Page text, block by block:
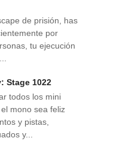
de prisión, has
por
tu ejecución
Stage 1022
todos los mini
mono sea feliz
y pistas,
y...